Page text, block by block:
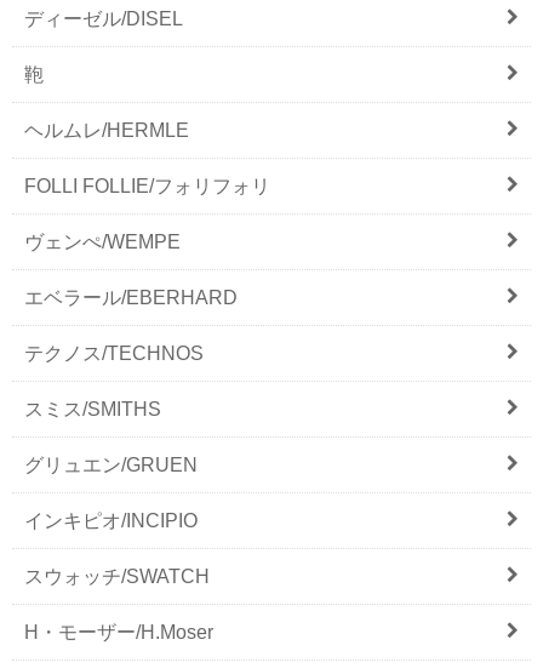
ディーゼル/DISEL
鞄
ヘルムレ/HERMLE
FOLLI FOLLIE/フォリフォリ
ヴェンぺ/WEMPE
エベラール/EBERHARD
テクノス/TECHNOS
スミス/SMITHS
グリュエン/GRUEN
インキピオ/INCIPIO
スウォッチ/SWATCH
H・モーザー/H.Moser